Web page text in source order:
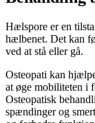
Hælspore er en
hælbenet. Det kan
ved at stå eller gå.
Osteopati kan
at øge mobiliteten i
Osteopatisk
spændinger og